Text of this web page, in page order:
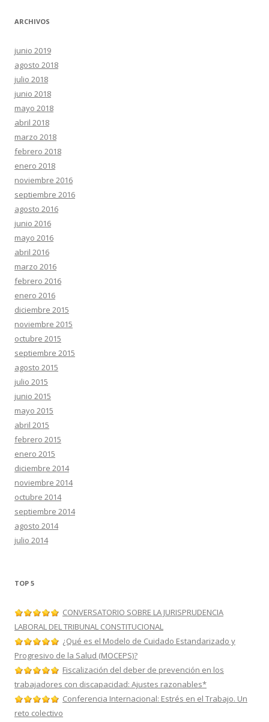
ARCHIVOS
junio 2019
agosto 2018
julio 2018
junio 2018
mayo 2018
abril 2018
marzo 2018
febrero 2018
enero 2018
noviembre 2016
septiembre 2016
agosto 2016
junio 2016
mayo 2016
abril 2016
marzo 2016
febrero 2016
enero 2016
diciembre 2015
noviembre 2015
octubre 2015
septiembre 2015
agosto 2015
julio 2015
junio 2015
mayo 2015
abril 2015
febrero 2015
enero 2015
diciembre 2014
noviembre 2014
octubre 2014
septiembre 2014
agosto 2014
julio 2014
TOP 5
CONVERSATORIO SOBRE LA JURISPRUDENCIA
LABORAL DEL TRIBUNAL CONSTITUCIONAL
¿Qué es el Modelo de Cuidado Estandarizado y
Progresivo de la Salud (MOCEPS)?
Fiscalización del deber de prevención en los
trabajadores con discapacidad: Ajustes razonables*
Conferencia Internacional: Estrés en el Trabajo. Un
reto colectivo